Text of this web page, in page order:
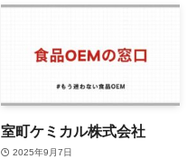
室町ケミカル株式会社
2025年9月7日